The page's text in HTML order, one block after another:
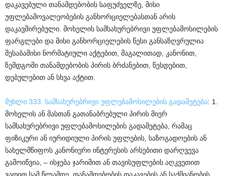
დაკავებული თანამდებობის საფუძველზე, მისი
უფლებამოვალეობების განხორციელებასთან არის
დაკავშირებული. მოხელის სამსახურებრივი უფლებამოსილების
ფარგლები და მისი განხორციელების წესი განსაზღვრულია
შესაბამისი ნორმატიული აქტებით, მაგალითად, კანონით,
ზემდგომი თანამდებობის პირის ბრძანებით, წესდებით,
დებულებით ან სხვა აქტით.
მუხლი 333. სამსახურებრივი უფლებამოსილების გადამეტება: 1.
მოხელის ან მასთან გათანაბრებული პირის მიერ
სამსახურებრივი უფლებამოსილების გადამეტება, რამაც
ფიზიკური ან იურიდიული პირის უფლების, საზოგადოების ან
სახელმწიფოს კანონიერი ინტერესის არსებითი დარღვევა
გამოიწვია, – ისჯება ჯარიმით ან თავისუფლების აღკვეთით